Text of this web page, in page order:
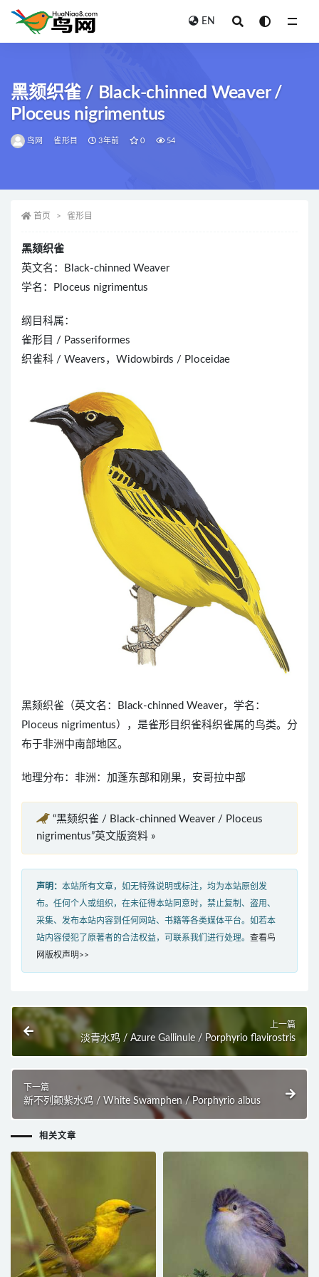
EN
黑颏织雀 / Black-chinned Weaver /
Ploceus nigrimentus
鸟网 雀形目 3年前 0 54
首页 雀形目
黑颏织雀
英文名：Black-chinned Weaver
学名：Ploceus nigrimentus
纲目科属：
雀形目 / Passeriformes
织雀科 / Weavers，Widowbirds / Ploceidae
黑颏织雀（英文名：Black-chinned Weaver，学名：
Ploceus nigrimentus），是雀形目织雀科织雀属的鸟类。分
布于非洲中南部地区。
地理分布：非洲：加蓬东部和刚果，安哥拉中部
“黑颏织雀 / Black-chinned Weaver / Ploceus
nigrimentus”英文版资料 »
声明： 本站所有文章，如无特殊说明或标注，均为本站原创发
布。任何个人或组织，在未征得本站同意时，禁止复制、盗用、
采集、发布本站内容到任何网站、书籍等各类媒体平台。如若本
站内容侵犯了原著者的合法权益，可联系我们进行处理。 查看鸟
网版权声明>>
上一篇
淡青水鸡 / Azure Gallinule / Porphyrio flavirostris
下一篇
新不列颠紫水鸡 / White Swamphen / Porphyrio albus
相关文章